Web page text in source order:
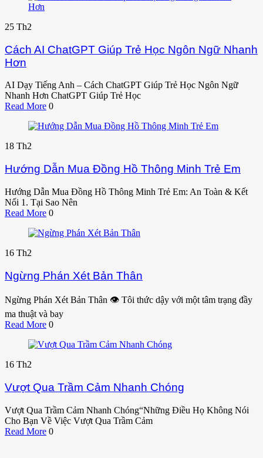
25 Th2
Cách AI ChatGPT Giúp Trẻ Học Ngôn Ngữ Nhanh
Hơn
AI Dạy Tiếng Anh – Cách ChatGPT Giúp Trẻ Học Ngôn Ngữ
Nhanh Hơn ChatGPT Giúp Trẻ Học
Read More 0
18 Th2
Hướng Dẫn Mua Đồng Hồ Thông Minh Trẻ Em
Hướng Dẫn Mua Đồng Hồ Thông Minh Trẻ Em: An Toàn & Kết
Nối 1. Tại Sao Nên
Read More 0
16 Th2
Ngừng Phán Xét Bản Thân
Ngừng Phán Xét Bản Thân 👁️ Tôi thức dậy với một tâm trạng đầy
ma thuật và bay
Read More 0
16 Th2
Vượt Qua Trầm Cảm Nhanh Chóng
Vượt Qua Trầm Cảm Nhanh Chóng“Những Điều Họ Không Nói
Cho Bạn Về Việc Vượt Qua Trầm Cảm
Read More 0